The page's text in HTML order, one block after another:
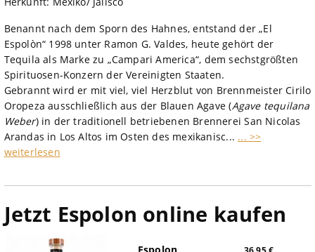
Benannt nach dem Sporn des Hahnes, entstand der „El
Espolòn“ 1998 unter Ramon G. Valdes, heute gehört der
Tequila als Marke zu „Campari America“, dem sechstgrößten
Spirituosen-Konzern der Vereinigten Staaten.
Gebrannt wird er mit viel, viel Herzblut von Brennmeister Cirilo
Oropeza ausschließlich aus der Blauen Agave (Agave tequilana
Weber) in der traditionell betriebenen Brennerei San Nicolas
Arandas in Los Altos im Osten des mexikanisc... ... >>
weiterlesen
Jetzt Espolon online kaufen